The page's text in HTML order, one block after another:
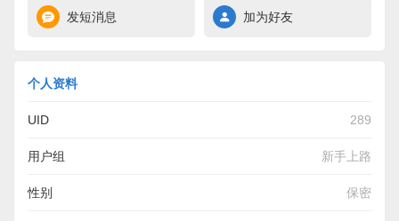
发短消息 加为好友
个人资料
UID 289
用户组 新手上路
性别 保密